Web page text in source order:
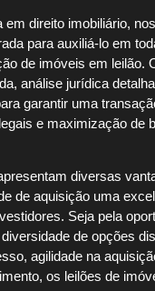
direito imobiliário,
para auxiliá-lo em
de imóveis em leilão.
análise jurídica
garantir uma
e maximização de
diversas
de aquisição uma
Seja pela
de opções
agilidade na
os leilões de